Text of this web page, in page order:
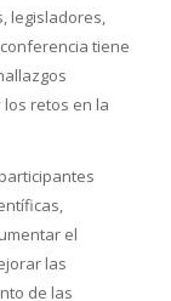
legisladores,
tiene
retos en la
el
las
de las